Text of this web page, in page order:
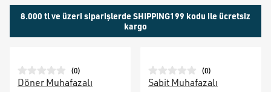
8.000 tl ve üzeri siparişlerde SHIPPING199 kodu ile ücretsiz
kargo
(0)
Döner Muhafazalı
(0)
Sabit Muhafazalı